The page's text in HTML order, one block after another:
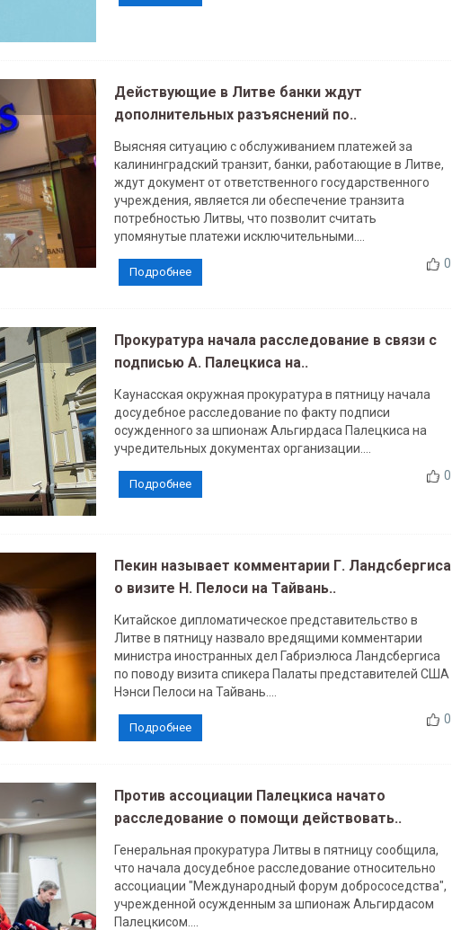
Действующие в Литве банки ждут
дополнительных разъяснений по..
Выясняя ситуацию с обслуживанием платежей за
калининградский транзит, банки, работающие в Литве,
ждут документ от ответственного государственного
учреждения, является ли обеспечение транзита
потребностью Литвы, что позволит считать
упомянутые платежи исключительными....
0
Подробнее
Прокуратура начала расследование в связи с
подписью А. Палецкиса на..
Каунасская окружная прокуратура в пятницу начала
досудебное расследование по факту подписи
осужденного за шпионаж Альгирдаса Палецкиса на
учредительных документах организации....
0
Подробнее
Пекин называет комментарии Г. Ландсбергиса
о визите Н. Пелоси на Тайвань..
Китайское дипломатическое представительство в
Литве в пятницу назвало вредящими комментарии
министра иностранных дел Габриэлюса Ландсбергиса
по поводу визита спикера Палаты представителей США
Нэнси Пелоси на Тайвань....
0
Подробнее
Против ассоциации Палецкиса начато
расследование о помощи действовать..
Генеральная прокуратура Литвы в пятницу сообщила,
что начала досудебное расследование относительно
ассоциации "Международный форум добрососедства",
учрежденной осужденным за шпионаж Альгирдасом
Палецкисом....